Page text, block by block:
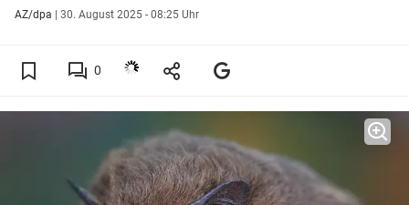
AZ/dpa | 30. August 2025 - 08:25 Uhr
0